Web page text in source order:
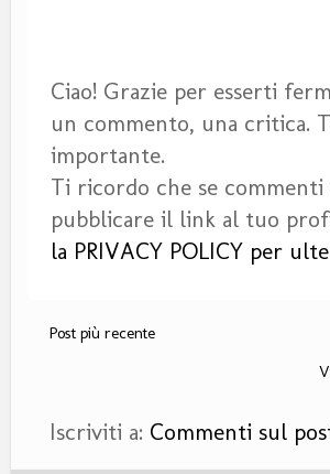
Ciao! Grazie per esserti
un commento, una critica.
importante.
Ti ricordo che se
pubblicare il link al tuo
la PRIVACY POLICY per
Post più recente
Iscriviti a: Commenti sul